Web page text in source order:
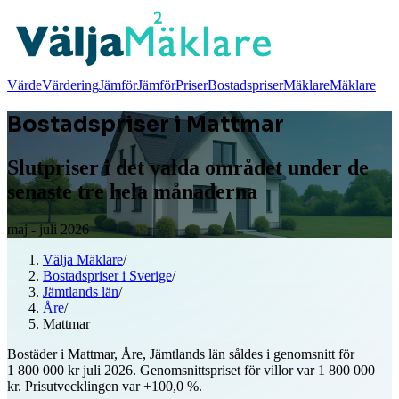
VärdeVärderingJämförJämförPriserBostadspriserMäklareMäklare
Bostadspriser i Mattmar
Slutpriser i det valda området under de
senaste tre hela månaderna
maj - juli 2026
Välja Mäklare/
Bostadspriser i Sverige/
Jämtlands län/
Åre/
Mattmar
Bostäder i Mattmar, Åre, Jämtlands län såldes i genomsnitt för
1 800 000 kr juli 2026. Genomsnittspriset för villor var 1 800 000
kr. Prisutvecklingen var +100,0 %.